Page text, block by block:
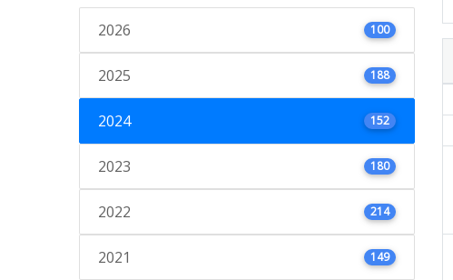
2026 100
2025 188
2024 152
2023 180
2022 214
2021 149